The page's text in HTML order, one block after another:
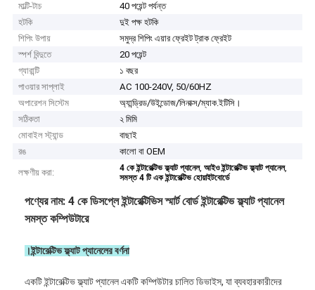
মাল্টি-টাচ
40 পয়েন্ট পর্যন্ত
হটকি
দুই পক্ষ হটকি
শিপিং উপায়
সমুদ্র শিপিং এয়ার ফ্রেইট ট্রাক ফ্রেইট
স্পর্শ বিন্দুতে
20 পয়েন্ট
গ্যারান্টি
১ বছর
পাওয়ার সাপ্লাই
AC 100-240V, 50/60HZ
অপারেশন সিস্টেম
অ্যান্ড্রিড/উইন্ডোজ/লিনাক্স/ম্যাক.ইটিসি।
সঠিকতা
২ মিমি
মোবাইল স্ট্যান্ড
বাছাই
রঙ
কালো বা OEM
লক্ষণীয় করা:
4 কে ইন্টারেক্টিভ ফ্ল্যাট প্যানেল,আইও ইন্টারেক্টিভ ফ্ল্যাট প্যানেল,
সমস্ত 4 টি এক ইন্টারেক্টিভ হোয়াইটবোর্ডে
পণ্যের নাম: 4 কে ডিসপ্লে ইন্টারেক্টিভিস স্মার্ট বোর্ড ইন্টারেক্টিভ ফ্ল্যাট প্যানেল
সমস্ত কম্পিউটারে
।ইন্টারেক্টিভ ফ্ল্যাট প্যানেলের বর্ণনা
একটি ইন্টারেক্টিভ ফ্ল্যাট প্যানেল একটি কম্পিউটার চালিত ডিভাইস, যা ব্যবহারকারীদের